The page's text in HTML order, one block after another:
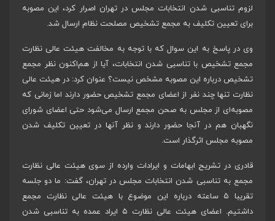
لزوم تناسبی شدن انتخابات مجلس در تهران اصرار کرد، این مصوبه
برای تعیین تکلیف به مجمع تشخیص مصلحت نظام ارسال شد.
وی در پاسخ به این سوال که با توجه به مخالفت هیئت عالی نظارت
مجمع تشخیص با تناسبی شدن انتخابات، آیا از هم‌اکنون نظر مجمع
تشخیص درباره این مصوبه مشخص نیست؟ عنوان کرد: در هیئت عالی
نظارت تنها چند نفر از اعضای مجمع تشخیص حضور دارند اما زمانی که
مصوبه‌ای از مجلس به صحن مجمع ارسال می‌شود حتی اعضای شورای
نگهبان هم در آنجا حضور دارند و نظر آنها در تعیین تکلیف شدن
مصوبه مجلس اثرگذار است.
قادری در تشریح ابهامات و ایرادات وارده از سوی هیئت عالی نظارت
مجمع به تناسبی شدن انتخابات مجلس در تهران، گفت: ما دو جلسه
تقریبا ۵ ساعته درباره این موضوع با هیئت عالی نظارت مجمع
داشتیم. اعضای هیئت عالی نظارت ۵ ایراد عمده به تناسبی شدن